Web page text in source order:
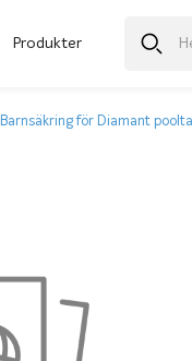
Produkter
Barnsäkring för Diamant